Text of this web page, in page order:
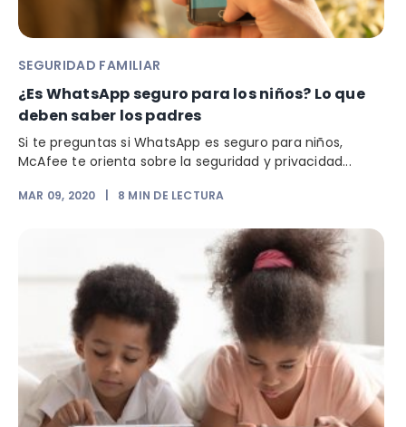
SEGURIDAD FAMILIAR
¿Es WhatsApp seguro para los niños? Lo que
deben saber los padres
Si te preguntas si WhatsApp es seguro para niños,
McAfee te orienta sobre la seguridad y privacidad...
MAR 09, 2020 8 MIN DE LECTURA